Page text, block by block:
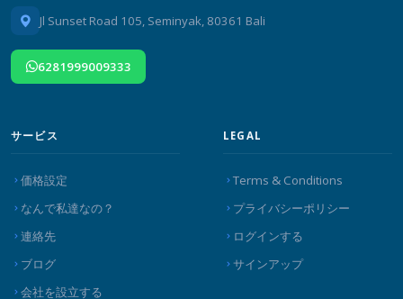
Jl Sunset Road 105, Seminyak, 80361 Bali
6281999009333
サービス
価格設定
なんで私達なの？
連絡先
ブログ
会社を設立する
LEGAL
Terms & Conditions
プライバシーポリシー
ログインする
サインアップ